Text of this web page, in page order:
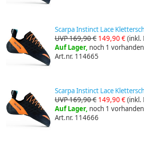
Scarpa Instinct Lace
UVP 169,90 € 149,90 €(inkl.
Auf Lager, noch 1 vorhanden
Art.nr. 114665
Scarpa Instinct Lace
UVP 169,90 € 149,90 €(inkl.
Auf Lager, noch 1 vorhanden
Art.nr. 114666